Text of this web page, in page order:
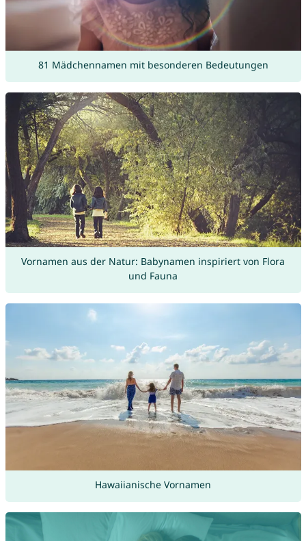
81 Mädchennamen mit besonderen Bedeutungen
Vornamen aus der Natur: Babynamen inspiriert von Flora
und Fauna
Hawaiianische Vornamen